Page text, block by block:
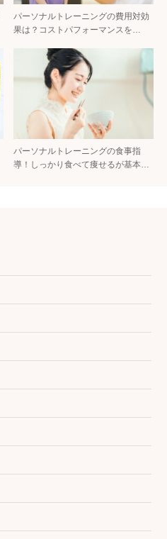
パーソナルトレーニングの費用対効
果は？コストパフォーマンスを…
パーソナルトレーニングの食事指
導！しっかり食べて痩せるが基本…